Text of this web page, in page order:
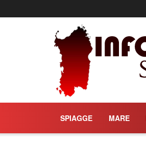
SPIAGGE MARE